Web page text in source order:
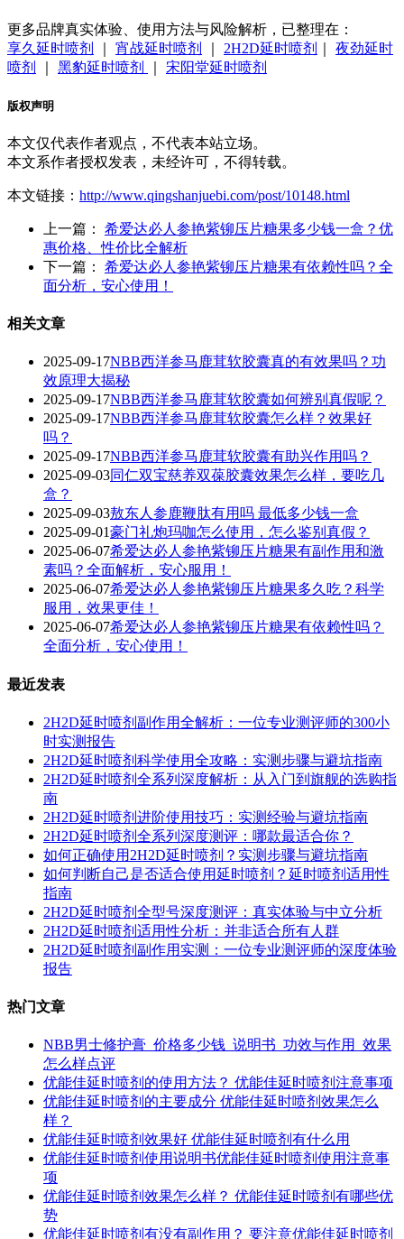
更多品牌真实体验、使用方法与风险解析，已整理在：
享久延时喷剂
宵战延时喷剂 2H2D延时喷剂
夜劲延时
喷剂
黑豹延时喷剂 宋阳堂延时喷剂
版权声明
本文仅代表作者观点，不代表本站立场。
本文系作者授权发表，未经许可，不得转载。
本文链接： http://www.qingshanjuebi.com/post/10148.html
上一篇： 希爱达必人参艳紫铆压片糖果多少钱一盒？优
惠价格、性价比全解析
下一篇： 希爱达必人参艳紫铆压片糖果有依赖性吗？全
面分析，安心使用！
相关文章
2025-09-17NBB西洋参马鹿茸软胶囊真的有效果吗？功
效原理大揭秘
2025-09-17NBB西洋参马鹿茸软胶囊如何辨别真假呢？
2025-09-17‌NBB西洋参马鹿茸软胶囊怎么样？效果好
吗？‌
2025-09-17NBB西洋参马鹿茸软胶囊有助兴作用吗？
2025-09-03同仁双宝慈养双葆胶囊效果怎么样，要吃几
盒？
2025-09-03敖东人参鹿鞭肽有用吗 最低多少钱一盒
2025-09-01豪门礼炮玛咖怎么使用，怎么鉴别真假？
2025-06-07希爱达必人参艳紫铆压片糖果有副作用和激
素吗？全面解析，安心服用！
2025-06-07希爱达必人参艳紫铆压片糖果多久吃？科学
服用，效果更佳！
2025-06-07希爱达必人参艳紫铆压片糖果有依赖性吗？
全面分析，安心使用！
最近发表
2H2D延时喷剂副作用全解析：一位专业测评师的300小
时实测报告
2H2D延时喷剂科学使用全攻略：实测步骤与避坑指南
2H2D延时喷剂全系列深度解析：从入门到旗舰的选购指
南
2H2D延时喷剂进阶使用技巧：实测经验与避坑指南
2H2D延时喷剂全系列深度测评：哪款最适合你？
如何正确使用2H2D延时喷剂？实测步骤与避坑指南
如何判断自己是否适合使用延时喷剂？延时喷剂适用性
指南
2H2D延时喷剂全型号深度测评：真实体验与中立分析
2H2D延时喷剂适用性分析：并非适合所有人群
2H2D延时喷剂副作用实测：一位专业测评师的深度体验
报告
热门文章
NBB男士修护膏_价格多少钱_说明书_功效与作用_效果
怎么样点评
优能佳延时喷剂的使用方法？ 优能佳延时喷剂注意事项
优能佳延时喷剂的主要成分 优能佳延时喷剂效果怎么
样？
优能佳延时喷剂效果好 优能佳延时喷剂有什么用
优能佳延时喷剂使用说明书优能佳延时喷剂使用注意事
项
优能佳延时喷剂效果怎么样？ 优能佳延时喷剂有哪些优
势
优能佳延时喷剂有没有副作用？ 要注意优能佳延时喷剂